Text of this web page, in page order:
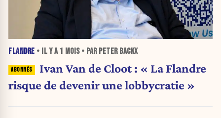
FLANDRE • IL Y A 1 MOIS• PAR PETER BACKX
Ivan Van de Cloot : « La Flandre
risque de devenir une lobbycratie »